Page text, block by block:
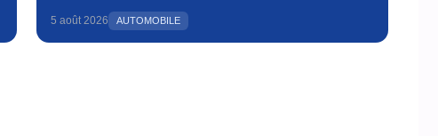
5 août 2026 AUTOMOBILE